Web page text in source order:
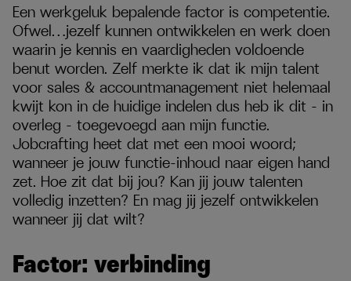
Een werkgeluk bepalende factor is competentie.
Ofwel…jezelf kunnen ontwikkelen en werk doen
waarin je kennis en vaardigheden voldoende
benut worden. Zelf merkte ik dat ik mijn talent
voor sales & accountmanagement niet helemaal
kwijt kon in de huidige indelen dus heb ik dit – in
overleg - toegevoegd aan mijn functie.
Jobcrafting heet dat met een mooi woord;
wanneer je jouw functie-inhoud naar eigen hand
zet. Hoe zit dat bij jou? Kan jij jouw talenten
volledig inzetten? En mag jij jezelf ontwikkelen
wanneer jij dat wilt?
Factor: verbinding